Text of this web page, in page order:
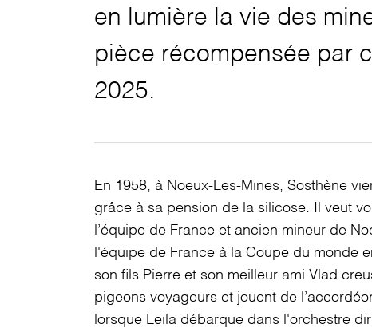
en lumière la vie des
pièce récompensée par
2025.
En 1958, à Noeux-Les-Mines, Sosthène
grâce à sa pension de la silicose. Il veut
l’équipe de France et ancien mineur de
l'équipe de France à la Coupe du monde
son fils Pierre et son meilleur ami Vlad
pigeons voyageurs et jouent de
lorsque Leila débarque dans l'orchestre